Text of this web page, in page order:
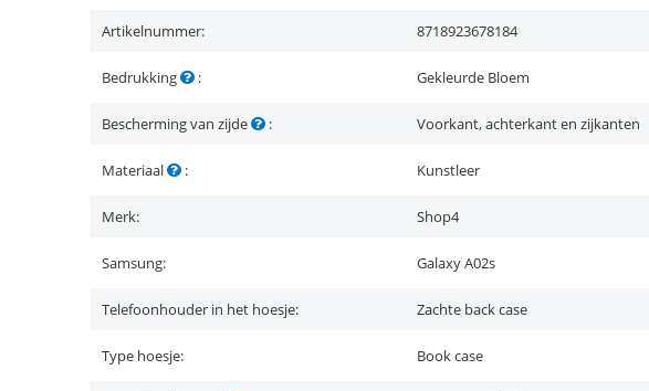
Artikelnummer: 8718923678184
Bedrukking : Gekleurde Bloem
Bescherming van zijde : Voorkant, achterkant en zijkanten
Materiaal : Kunstleer
Merk: Shop4
Samsung: Galaxy A02s
Telefoonhouder in het hoesje: Zachte back case
Type hoesje: Book case